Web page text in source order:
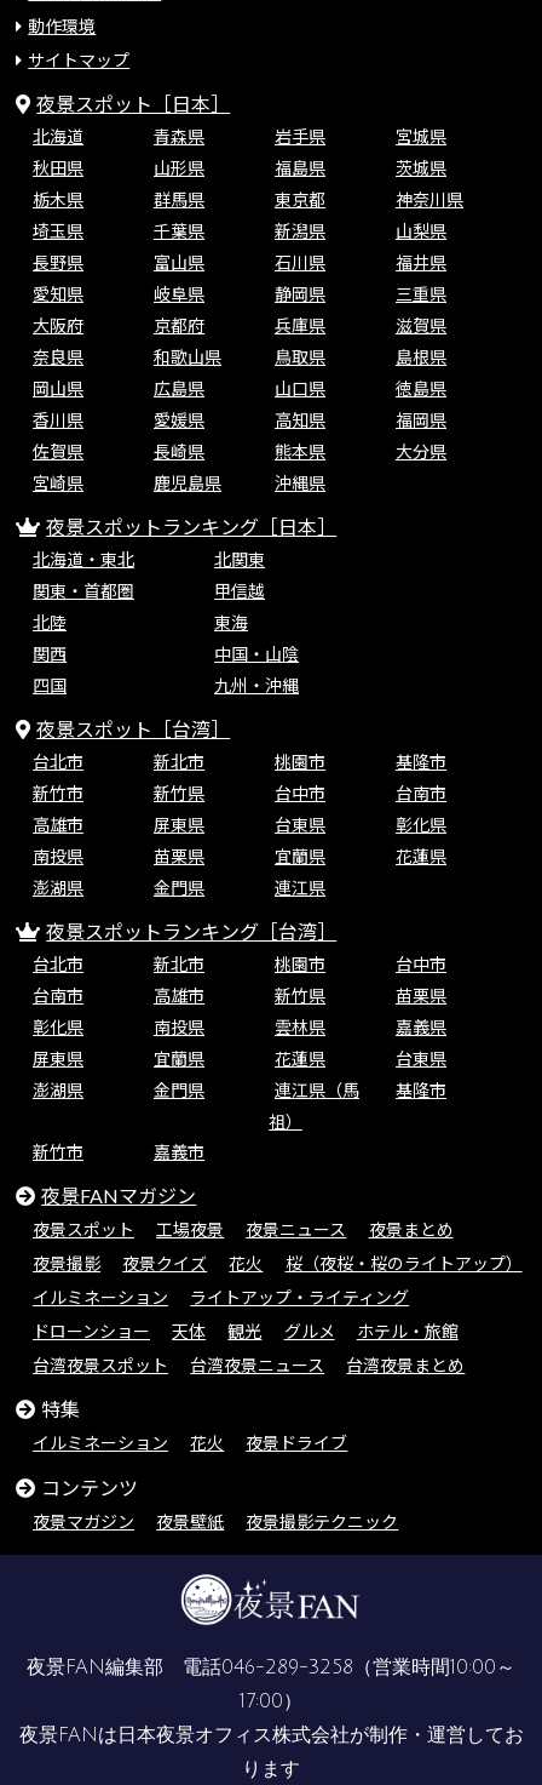
動作環境
サイトマップ
夜景スポット［日本］
北海道 青森県 岩手県
宮城県
秋田県
山形県 福島県
茨城県
栃木県
群馬県 東京都
神奈川県
埼玉県
千葉県 新潟県
山梨県
長野県
富山県 石川県
福井県
愛知県
岐阜県 静岡県
三重県
大阪府
京都府 兵庫県
滋賀県
奈良県
和歌山県 鳥取県
島根県
岡山県
広島県 山口県
徳島県
香川県
愛媛県 高知県
福岡県
佐賀県
長崎県 熊本県
大分県
宮崎県
鹿児島県 沖縄県
夜景スポットランキング［日本］
北海道・東北
北関東
関東・首都圏
甲信越
北陸
東海
関西
中国・山陰
四国
九州・沖縄
夜景スポット［台湾］
台北市 新北市 桃園市
基隆市
新竹市
新竹県 台中市
台南市
高雄市
屏東県 台東県
彰化県
南投県
苗栗県 宜蘭県
花蓮県
澎湖県
金門県 連江県
夜景スポットランキング［台湾］
台北市 新北市 桃園市
台中市
台南市
高雄市 新竹県
苗栗県
彰化県
南投県 雲林県
嘉義県
屏東県
宜蘭県 花蓮県
台東県
澎湖県
金門県
連江県（馬
祖）
基隆市
新竹市 嘉義市
夜景FANマガジン
夜景スポット 工場夜景 夜景ニュース
夜景まとめ
夜景撮影
夜景クイズ 花火
桜（夜桜・桜のライトアップ）
イルミネーション
ライトアップ・ライティング
ドローンショー
天体 観光 グルメ
ホテル・旅館
台湾夜景スポット
台湾夜景ニュース 台湾夜景まとめ
特集
イルミネーション 花火 夜景ドライブ
コンテンツ
夜景マガジン 夜景壁紙 夜景撮影テクニック
夜景FAN編集部 電話046-289-3258 （営業時間10:00～
17:00）
夜景FANは 日本夜景オフィス株式会社が制作・運営してお
ります